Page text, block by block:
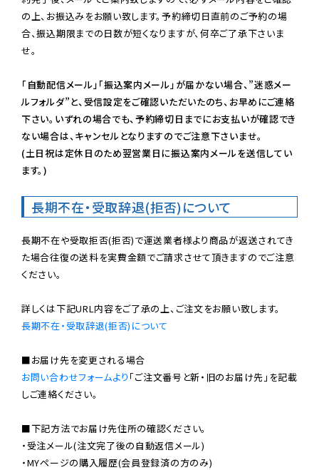
の上、お振込みをお願い致します。予約締切日直前のご予約の場
合、振込期限までの日数が短くなりますが、何卒ご了承下さいま
せ。
「自動配信メール」「振込案内メール」が届かない場合、”迷惑メー
ルフォルダ”と、受信設定をご確認いただいたのち、お早めにご連絡
下さい。いずれの場合でも、予約締切日までにお支払いが確認でき
ない場合は、キャンセルとなりますのでご注意下さいませ。
(土日祝は定休日のため翌営業日に振込案内メールを送信してい
ます。)
長期不在・受取辞退(拒否)について
長期不在や受取拒否(拒否)で運送業者様より商品が返送されてき
た場合往復の送料を実費金額でご請求させて頂きますのでご注意
ください。
長期不在・受取辞退(拒否)について
お問い合わせフォームより 「ご注文番号と新・旧のお届け先」を記載
しご連絡ください。
■下記方法でお届け先住所の確認ください。
・受注メール(注文完了後の自動返信メール)
・MYページの購入履歴(会員登録済の方のみ)